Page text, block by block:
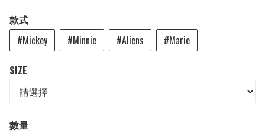
款式
#Mickey
#Minnie #Aliens #Marie
SIZE
數量